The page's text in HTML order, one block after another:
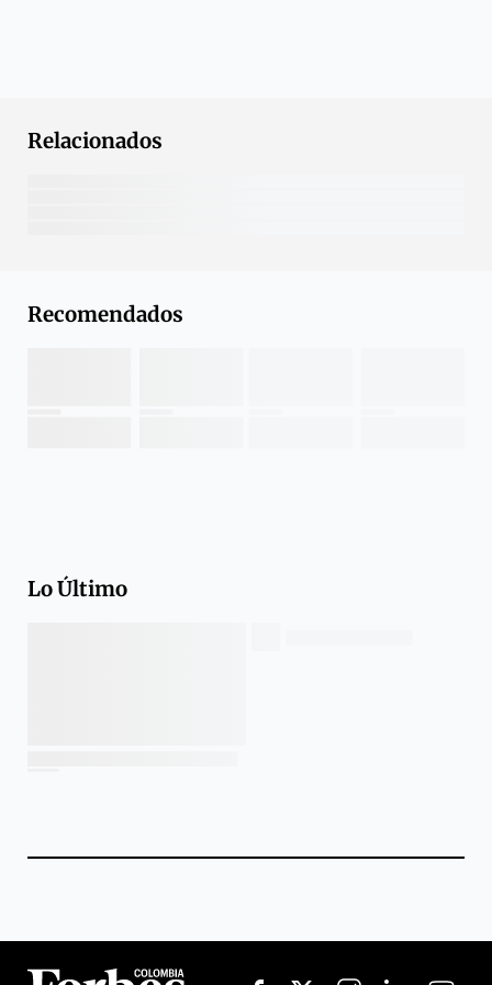
Relacionados
Recomendados
Lo Último